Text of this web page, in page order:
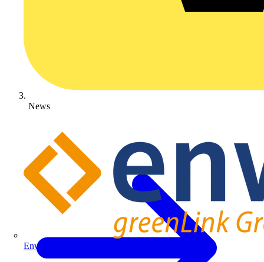
Enwitec
News